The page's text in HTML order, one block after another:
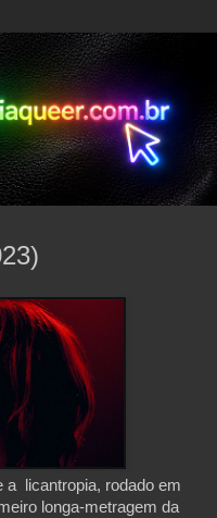
a licantropia, rodado em
longa-metragem da